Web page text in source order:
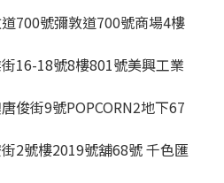
700號彌敦道700號商場4樓
16-18號8樓801號美興工業
俊街9號POPCORN2地下67
2號樓2019號舖68號 千色匯